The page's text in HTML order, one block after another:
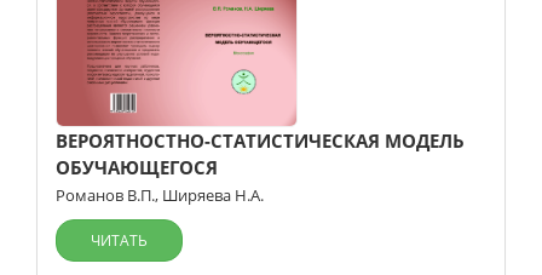
ВЕРОЯТНОСТНО-СТАТИСТИЧЕСКАЯ МОДЕЛЬ
ОБУЧАЮЩЕГОСЯ
Романов В.П., Ширяева Н.А.
ЧИТАТЬ